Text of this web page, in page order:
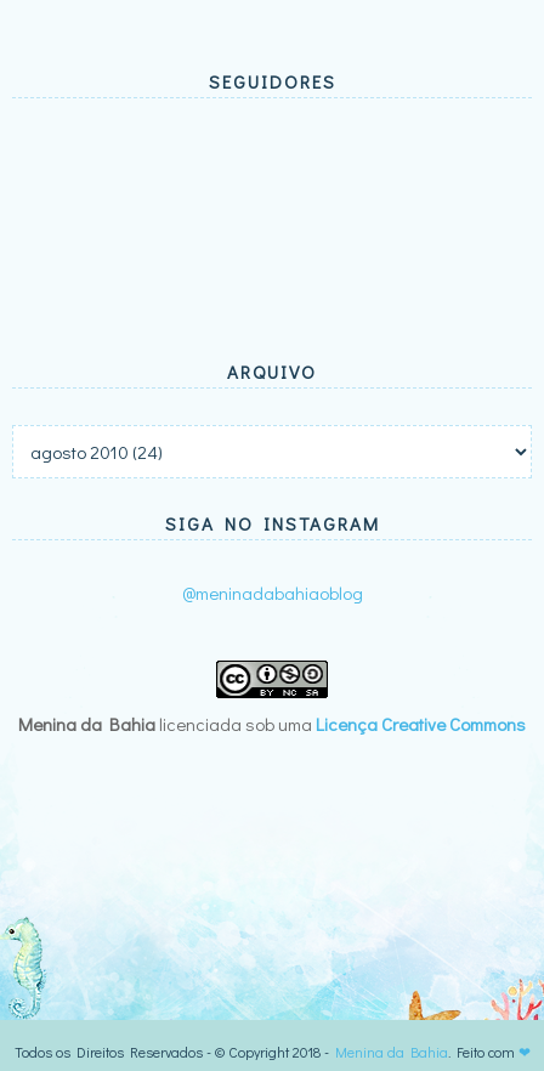
SEGUIDORES
ARQUIVO
SIGA NO INSTAGRAM
@meninadabahiaoblog
Menina da Bahia licenciada sob uma Licença Creative Commons
Todos os Direitos Reservados - © Copyright 2018 - Menina da Bahia. Feito com ❤